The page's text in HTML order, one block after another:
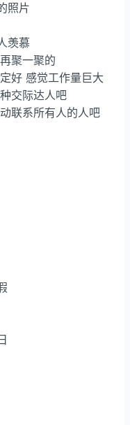
照片
羡慕
聚一聚的
好 感觉工作量巨大
交际达人吧
联系所有人的人吧